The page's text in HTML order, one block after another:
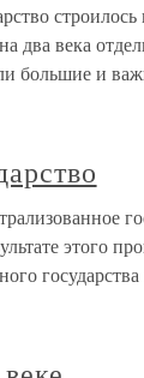
два века
большие и
этого